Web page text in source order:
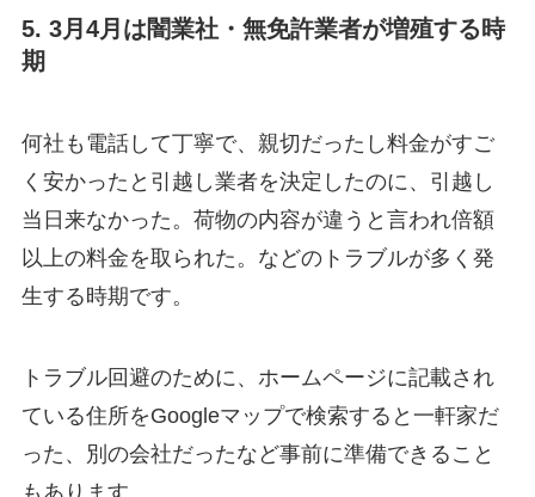
5. 3月4月は闇業社・無免許業者が増殖する時
期
何社も電話して丁寧で、親切だったし料金がすご
く安かったと引越し業者を決定したのに、引越し
当日来なかった。荷物の内容が違うと言われ倍額
以上の料金を取られた。などのトラブルが多く発
生する時期です。
トラブル回避のために、ホームページに記載され
ている住所をGoogleマップで検索すると一軒家だ
った、別の会社だったなど事前に準備できること
もあります。